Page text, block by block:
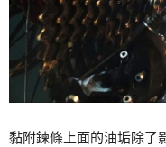
黏附鍊條上面的油垢除了